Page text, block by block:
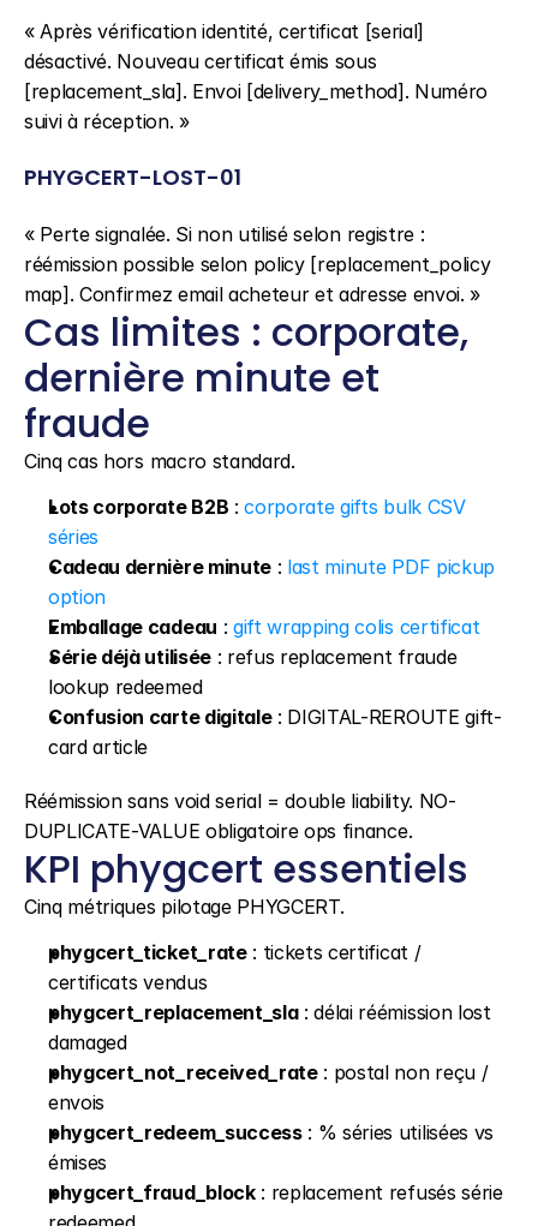
« Après vérification identité, certificat [serial]
désactivé. Nouveau certificat émis sous
[replacement_sla]. Envoi [delivery_method]. Numéro
suivi à réception. »
PHYGCERT-LOST-01
« Perte signalée. Si non utilisé selon registre :
réémission possible selon policy [replacement_policy
map]. Confirmez email acheteur et adresse envoi. »
Cas limites : corporate,
dernière minute et
fraude
Cinq cas hors macro standard.
Lots corporate B2B : corporate gifts bulk CSV
séries
Cadeau dernière minute : last minute PDF pickup
option
Emballage cadeau : gift wrapping colis certificat
Série déjà utilisée : refus replacement fraude
lookup redeemed
Confusion carte digitale : DIGITAL-REROUTE gift-
card article
Réémission sans void serial = double liability. NO-
DUPLICATE-VALUE obligatoire ops finance.
KPI phygcert essentiels
Cinq métriques pilotage PHYGCERT.
phygcert_ticket_rate : tickets certificat /
certificats vendus
phygcert_replacement_sla : délai réémission lost
damaged
phygcert_not_received_rate : postal non reçu /
envois
phygcert_redeem_success : % séries utilisées vs
émises
phygcert_fraud_block : replacement refusés série